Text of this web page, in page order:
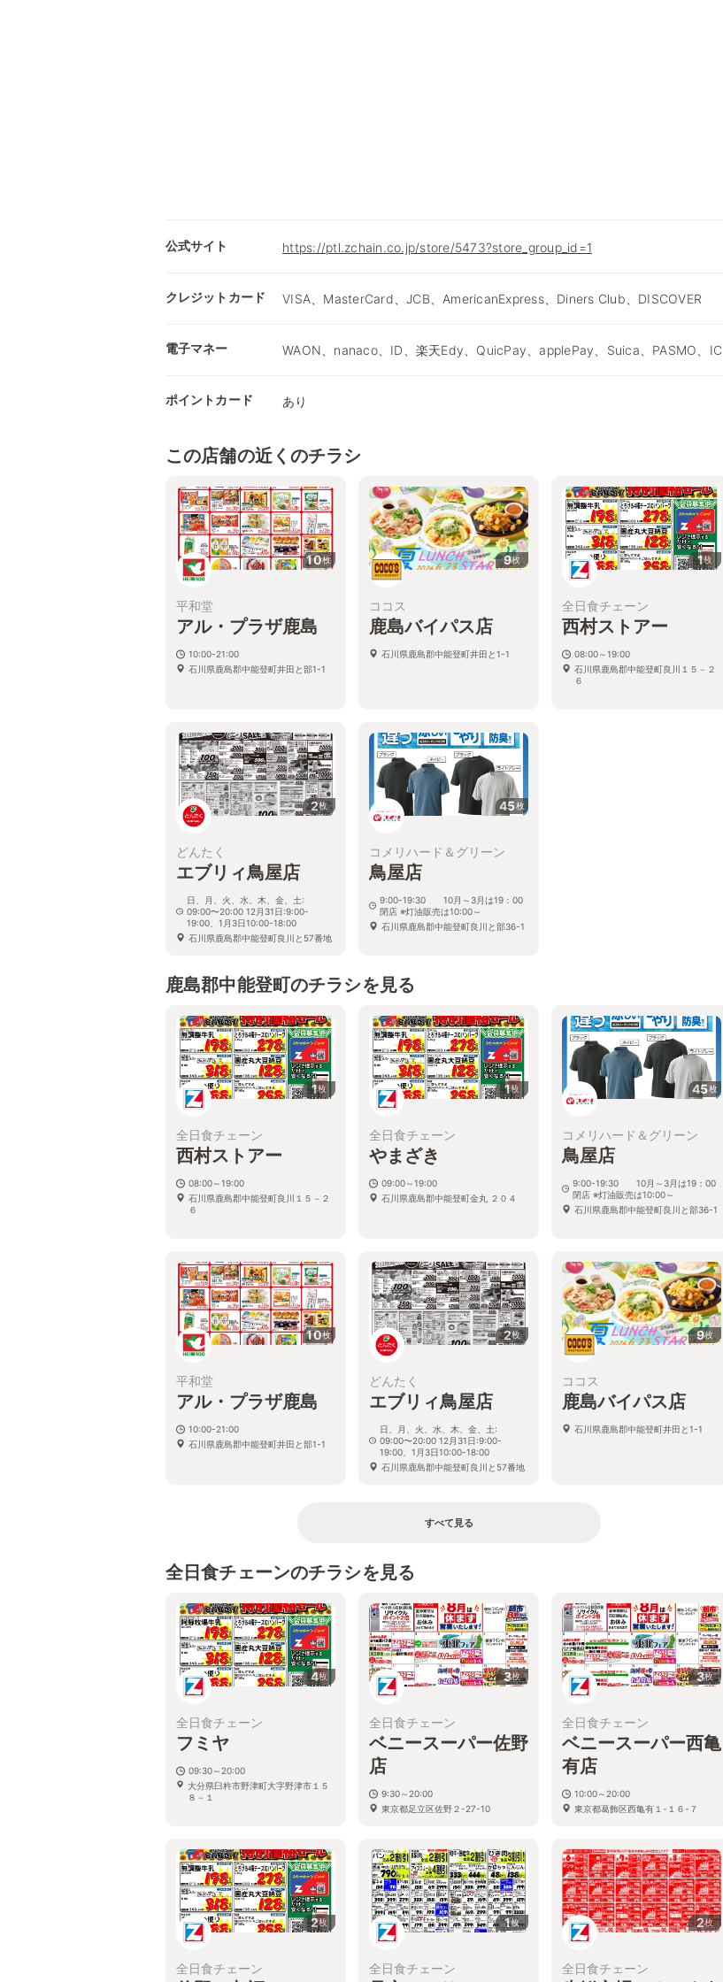
公式サイト https://ptl.zchain.co.jp/store/5473?store_group_id=1
クレジットカード VISA、MasterCard、JCB、AmericanExpress、Diners Club、DISCOVER
電子マネー WAON、nanaco、ID、楽天Edy、QuicPay、applePay、Suica、PASMO、IC
ポイントカード あり
この店舗の近くのチラシ
10枚
平和堂
アル・プラザ鹿島
10:00-21:00
石川県鹿島郡中能登町井田と部1-1
9枚
ココス
鹿島バイパス店
石川県鹿島郡中能登町井田と1-1
1枚
全日食チェーン
西村ストアー
08:00～19:00
石川県鹿島郡中能登町良川１５－２
６
2枚
どんたく
エブリィ鳥屋店
日、月、火、水、木、金、土:
09:00〜20:00 12月31日:9:00-
19:00、1月3日10:00-18:00
石川県鹿島郡中能登町良川と57番地
45枚
コメリハード＆グリーン
鳥屋店
9:00-19:30 10月～3月は19：00
閉店 ※灯油販売は10:00～
石川県鹿島郡中能登町良川と部36-1
鹿島郡中能登町のチラシを見る
1枚
全日食チェーン
西村ストアー
08:00～19:00
石川県鹿島郡中能登町良川１５－２
６
1枚
全日食チェーン
やまざき
09:00～19:00
石川県鹿島郡中能登町金丸 ２０４
45枚
コメリハード＆グリーン
鳥屋店
9:00-19:30 10月～3月は19：00
閉店 ※灯油販売は10:00～
石川県鹿島郡中能登町良川と部36-1
10枚
平和堂
アル・プラザ鹿島
10:00-21:00
石川県鹿島郡中能登町井田と部1-1
2枚
どんたく
エブリィ鳥屋店
日、月、火、水、木、金、土:
09:00〜20:00 12月31日:9:00-
19:00、1月3日10:00-18:00
石川県鹿島郡中能登町良川と57番地
9枚
ココス
鹿島バイパス店
石川県鹿島郡中能登町井田と1-1
すべて見る
全日食チェーンのチラシを見る
4枚
全日食チェーン
フミヤ
09:30～20:00
大分県臼杵市野津町大字野津市１５
８－１
3枚
全日食チェーン
ベニースーパー佐野
店
9:30～20:00
東京都足立区佐野２-27-10
3枚
全日食チェーン
ベニースーパー西亀
有店
10:00～20:00
東京都葛飾区西亀有１-１６-７
2枚
全日食チェーン
1枚
全日食チェーン
2枚
全日食チェーン